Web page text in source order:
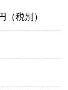
（税別）